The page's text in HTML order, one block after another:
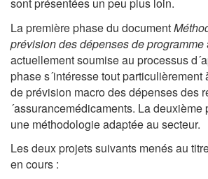
sont présentées un peu plus loin.
La première phase du document
prévision des dépenses de programme
actuellement soumise au processus
phase s´intéresse tout
de prévision macro des dépenses des
´assurancemédicaments. La
une méthodologie adaptée au secteur.
Les deux projets suivants menés au
en cours :